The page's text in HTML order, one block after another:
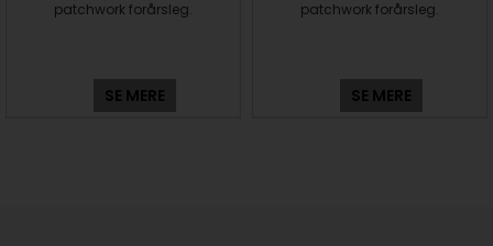
patchwork forårsleg.
SE MERE
patchwork forårsleg.
SE MERE